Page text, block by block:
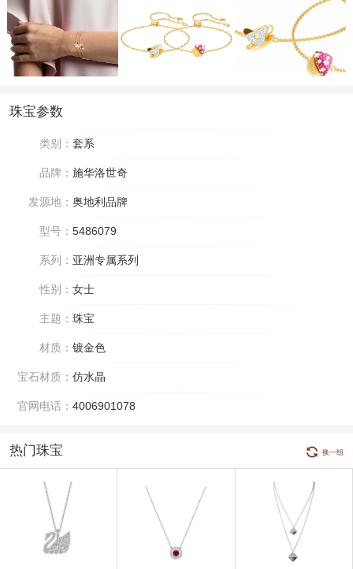
珠宝参数
类别： 套系
品牌： 施华洛世奇
发源地： 奥地利品牌
型号： 5486079
系列： 亚洲专属系列
性别： 女士
主题： 珠宝
材质： 镀金色
宝石材质： 仿水晶
官网电话： 4006901078
热门珠宝 换一组